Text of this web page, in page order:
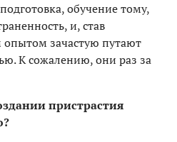
обучение тому,
и, став
зачастую путают
К сожалению, они раз за
пристрастия